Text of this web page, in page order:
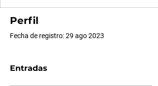
Perfil
Fecha de registro: 29 ago 2023
Entradas